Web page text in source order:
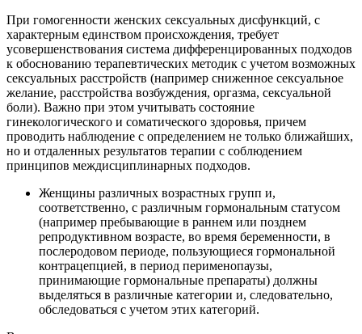
При гомогенности женских сексуальных дисфункций, с
характерным единством происхождения, требует
усовершенствования система дифференцированных подходов
к обоснованию терапевтических методик с учетом возможных
сексуальных расстройств (например сниженное сексуальное
желание, расстройства возбуждения, оргазма, сексуальной
боли). Важно при этом учитывать состояние
гинекологического и соматического здоровья, причем
проводить наблюдение с определением не только ближайших,
но и отдаленных результатов терапии с соблюдением
принципов междисциплинарных подходов.
Женщины различных возрастных групп и,
соответственно, с различным гормональным статусом
(например пребывающие в раннем или позднем
репродуктивном возрасте, во время беременности, в
послеродовом периоде, пользующиеся гормональной
контрацепцией, в период перименопаузы,
принимающие гормональные препараты) должны
выделяться в различные категории и, следовательно,
обследоваться с учетом этих категорий.